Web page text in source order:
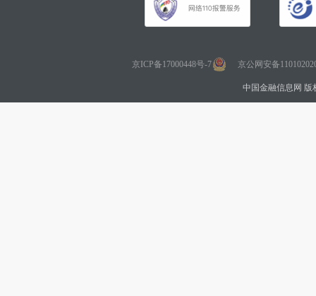
京ICP备17000448号-7 京公网安备
中国金融信息网 版